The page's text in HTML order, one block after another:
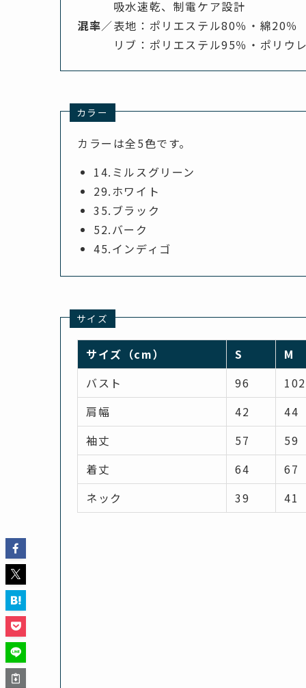
吸水速乾、制電ケア設計
混率／表地：ポリエステル80％・綿20％
リブ：ポリエステル95％・ポリウ
カラー
カラーは全5色です。
14.ミルスグリーン
29.ホワイト
35.ブラック
52.バーク
45.インディゴ
サイズ
サイズ（cm） S
M
バスト
96
102
肩幅
42
44
袖丈
57
59
着丈
64
67
ネック
39 41